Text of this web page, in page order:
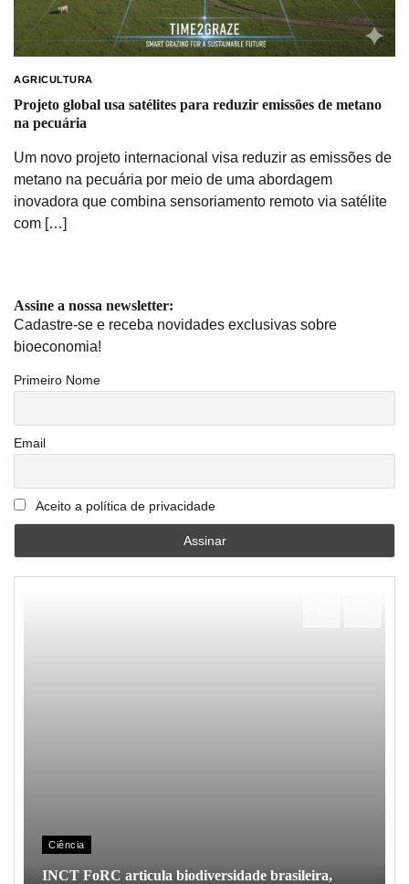
AGRICULTURA
Projeto global usa satélites para reduzir emissões de metano
na pecuária
Um novo projeto internacional visa reduzir as emissões de
metano na pecuária por meio de uma abordagem
inovadora que combina sensoriamento remoto via satélite
com […]
Assine a nossa newsletter:
Cadastre-se e receba novidades exclusivas sobre
bioeconomia!
Primeiro Nome
Email
Aceito a política de privacidade
Ciência
INCT FoRC articula biodiversidade brasileira,